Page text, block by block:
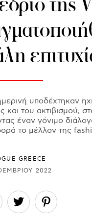
υποδέχτηκαν
και του ακτιβισμού,
έναν γόνιμο
το μέλλον της
GREECE
2022